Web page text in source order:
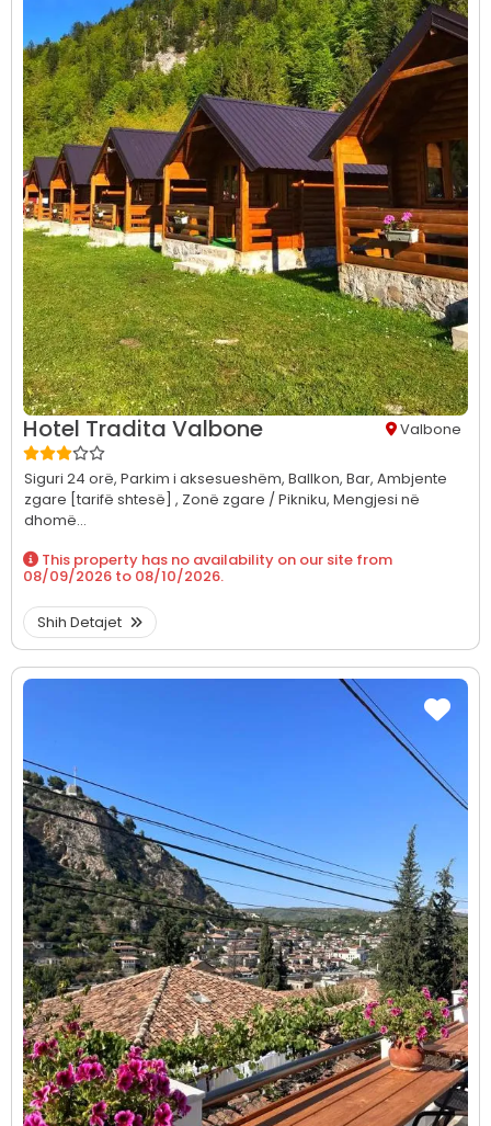
Hotel Tradita Valbone Valbone
Siguri 24 orë, Parkim i aksesueshëm, Ballkon, Bar, Ambjente
zgare [tarifë shtesë] , Zonë zgare / Pikniku, Mengjesi në
dhomë...
This property has no availability on our site from
08/09/2026 to 08/10/2026.
Shih Detajet